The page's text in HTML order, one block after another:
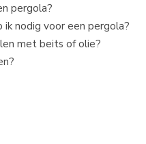
pergola?
nodig voor een pergola?
met beits of olie?